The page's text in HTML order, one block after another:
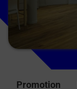
Promotion